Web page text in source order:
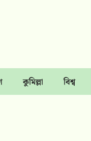
কুমিল্লা বিশ্ব